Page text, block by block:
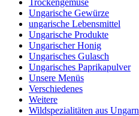
Trockengemüse
Ungarische Gewürze
ungarische Lebensmittel
Ungarische Produkte
Ungarischer Honig
Ungarisches Gulasch
Ungarisches Paprikapulver
Unsere Menüs
Verschiedenes
Weitere
Wildspezialitäten aus Ungarn